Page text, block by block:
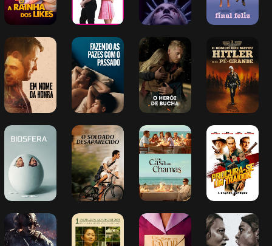
Em Nome da
Honra
Fazendo as
Pazes com o
Passado
O Herói de
Bucha
O Homem que
Matou Hitler e o
Pé-Grande
O Soldado
Desaparecido
Uma Casa em
Chamas
Procura-se um
Traidor
Em Lados
Opostos
Driveways -
Uma Amizade
Inesperada
Um Simples
Favor
Suaves e
Discretas